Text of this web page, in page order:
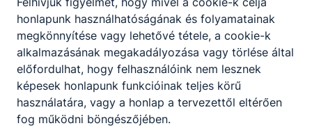
alkalmazza a támadáselhárító eszközöket
és a kényszerítő testi erőt a szakmai
szabályok szerint;
együttműködik a feladat-végrehajtásban
érintett hatóságokkal, a rendvédelmi
szervekkel, a biztosításban résztvevő
biztonsági szolgálatokkal, szervezőkkel.
honlapunk használhatóságának és folyamatainak
megkönnyítése vagy lehetővé tétele, a cookie-k
alkalmazásának megakadályozása vagy törlése által
előfordulhat, hogy felhasználóink nem lesznek
képesek honlapunk funkcióinak teljes körű
használatára, vagy a honlap a tervezettől eltérően
fog működni böngészőjében.